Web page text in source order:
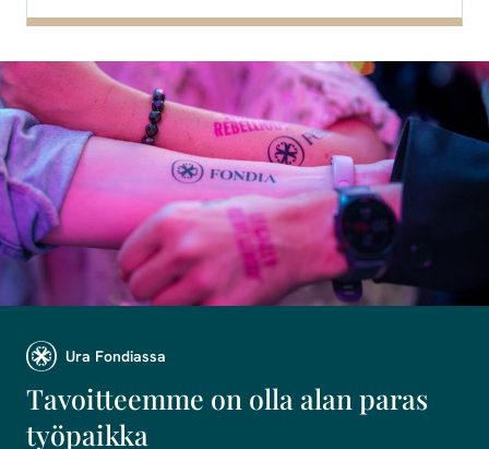
Ura Fondiassa
Tavoitteemme on olla alan paras
työpaikka